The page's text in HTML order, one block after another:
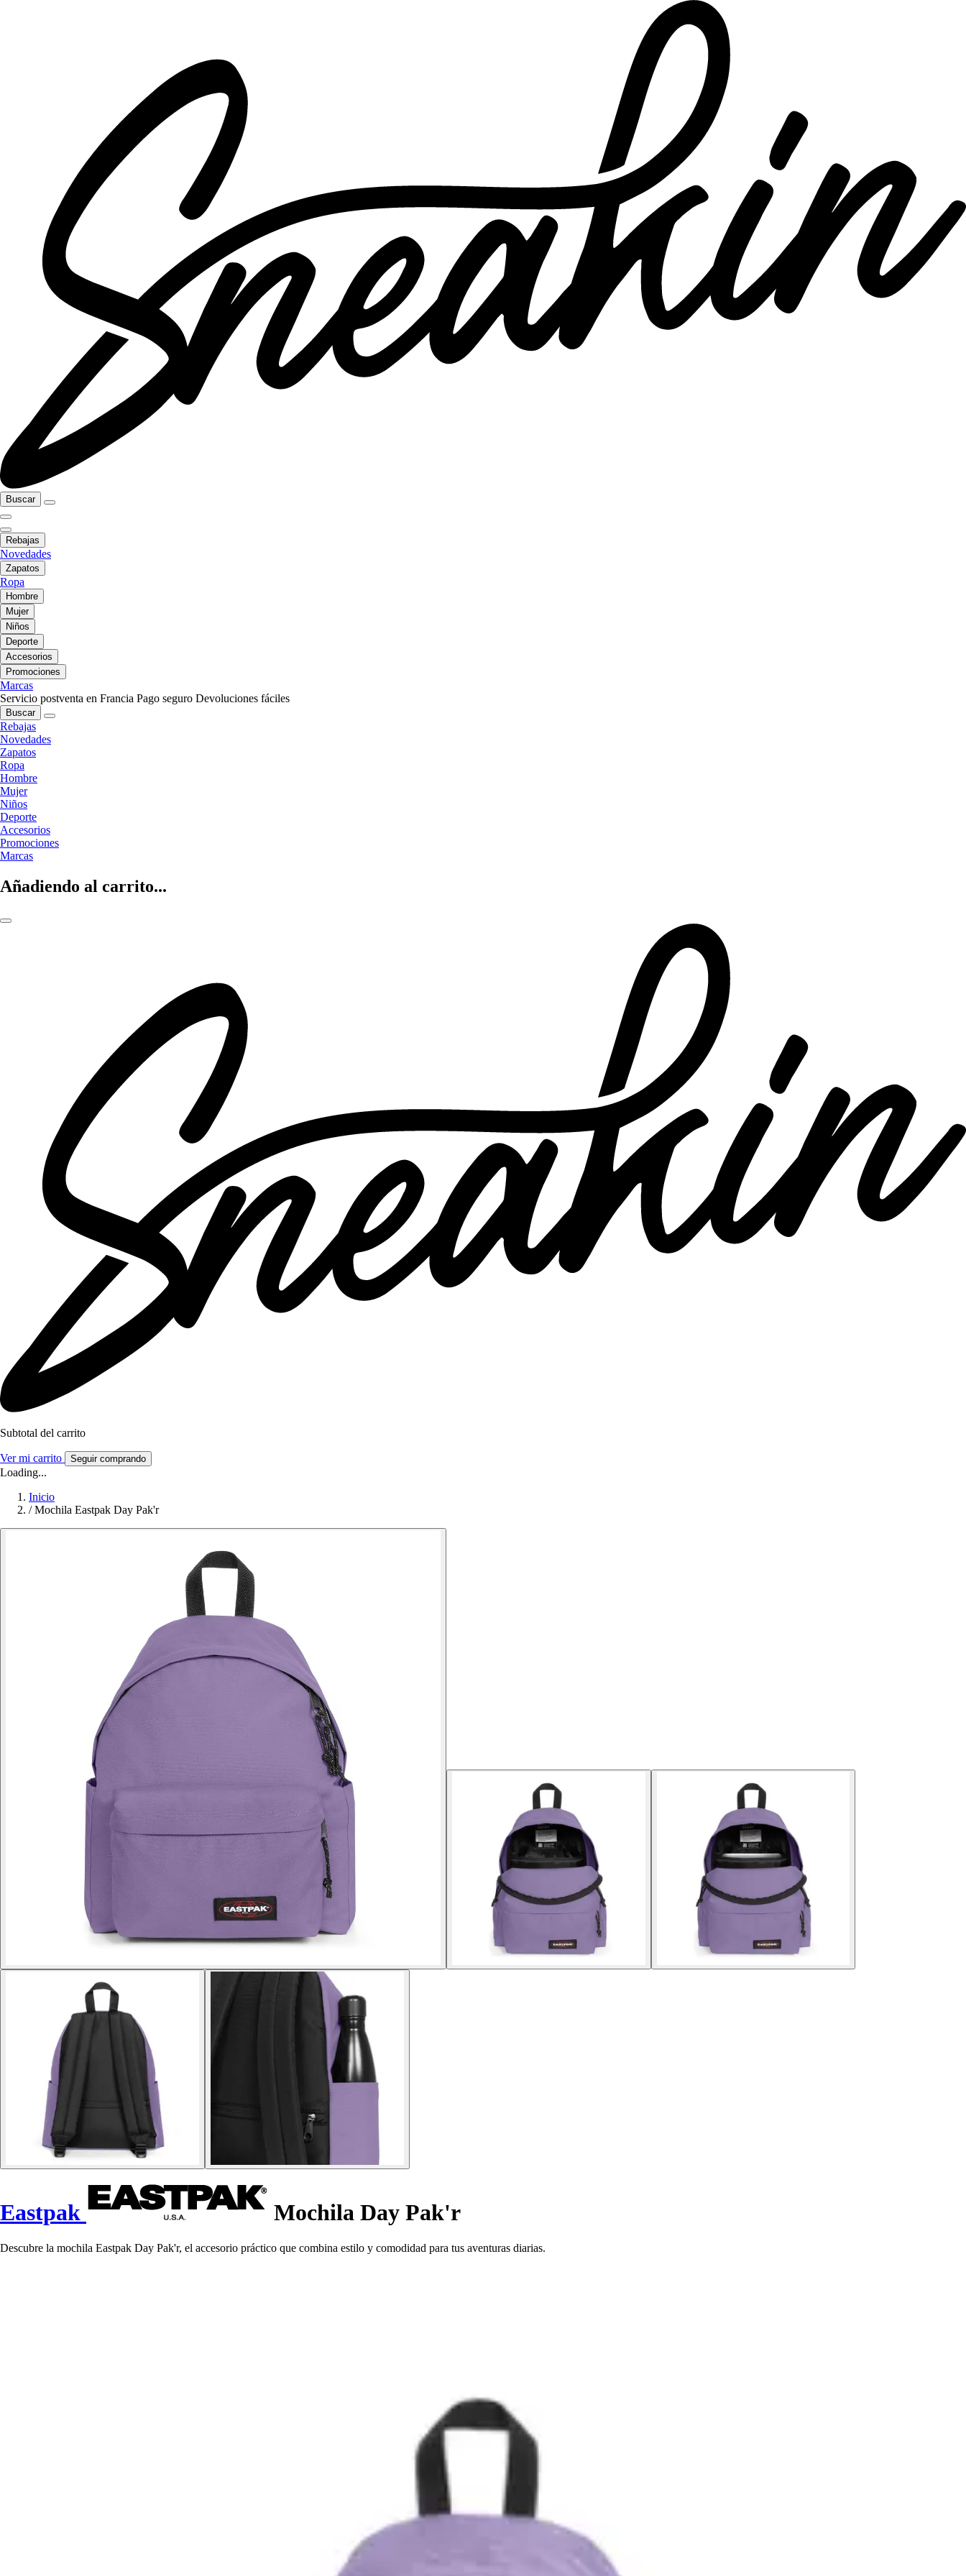
Buscar
Rebajas
Novedades
Zapatos
Ropa
Hombre
Mujer
Niños
Deporte
Accesorios
Promociones
Marcas
Servicio postventa en Francia Pago seguro Devoluciones fáciles
Buscar
Rebajas
Novedades
Zapatos
Ropa
Hombre
Mujer
Niños
Deporte
Accesorios
Promociones
Marcas
Añadiendo al carrito...
Subtotal del carrito
Ver mi carrito Seguir comprando
Loading...
Inicio
/ Mochila Eastpak Day Pak'r
Eastpak Mochila Day Pak'r
Descubre la mochila Eastpak Day Pak'r, el accesorio práctico que combina estilo y comodidad para tus aventuras diarias.